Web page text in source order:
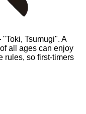
Tsumugi". A
all ages can enjoy
rules, so first-timers